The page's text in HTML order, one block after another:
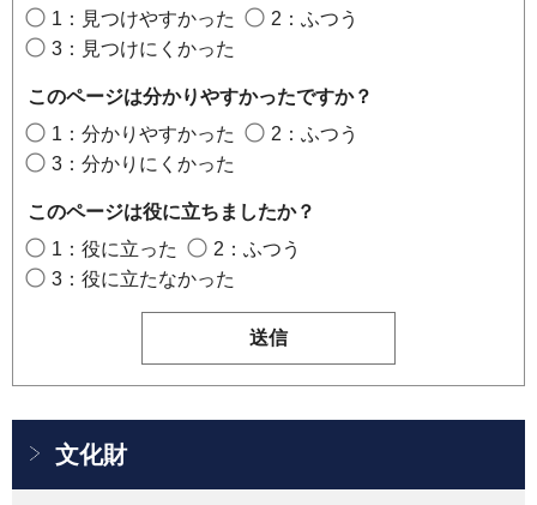
1：見つけやすかった
2：ふつう
3：見つけにくかった
このページは分かりやすかったですか？
1：分かりやすかった
2：ふつう
3：分かりにくかった
このページは役に立ちましたか？
1：役に立った
2：ふつう
3：役に立たなかった
文化財